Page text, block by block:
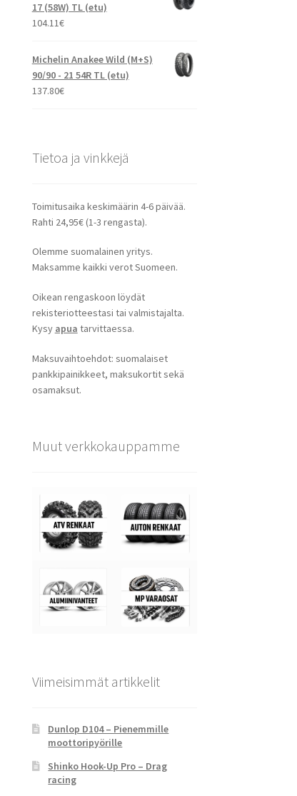
17 (58W) TL (etu)
104.11€
Michelin Anakee Wild (M+S)
90/90 - 21 54R TL (etu)
137.80€
Tietoa ja vinkkejä
Toimitusaika keskimäärin 4-6 päivää.
Rahti 24,95€ (1-3 rengasta).
Olemme suomalainen yritys.
Maksamme kaikki verot Suomeen.
Oikean rengaskoon löydät
rekisteriotteestasi tai valmistajalta.
Kysy apua tarvittaessa.
Maksuvaihtoehdot: suomalaiset
pankkipainikkeet, maksukortit sekä
osamaksut.
Muut verkkokauppamme
Viimeisimmät artikkelit
Dunlop D104 – Pienemmille
moottoripyörille
Shinko Hook-Up Pro – Drag
racing